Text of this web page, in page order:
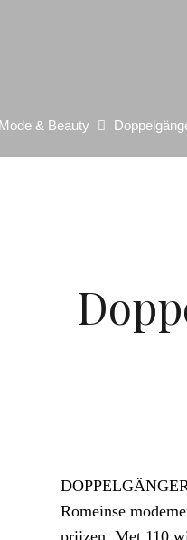
& Beauty
Romeinse
prijzen. Met 110